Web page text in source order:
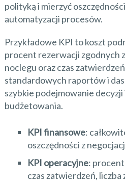
polityką i mierzyć
automatyzacji procesów.
Przykładowe KPI to koszt
procent rezerwacji zgodnych
noclegu oraz czas
standardowych raportów i
szybkie podejmowanie
budżetowania.
KPI finansowe:
oszczędności z
KPI operacyjne:
czas zatwierdzeń, liczba